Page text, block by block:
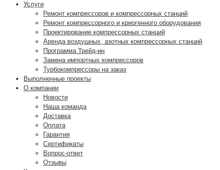
Услуги
Ремонт компрессоров и компрессорных станций
Ремонт компрессорного и криогенного оборудования
Проектирование компрессорных станций
Аренда воздушных, азотных компрессорных станций
Программа Трейд-ин
Замена импортных компрессоров
Турбокомпрессоры на заказ
Выполненные проекты
О компании
Новости
Наша команда
Доставка
Оплата
Гарантия
Сертификаты
Вопрос-ответ
Отзывы